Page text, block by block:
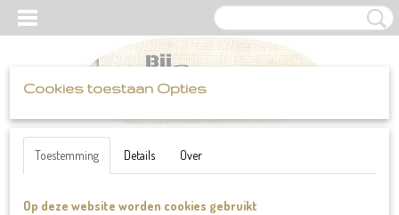
Inloggen Registreren UW WINKELWAGEN
Home >Katia>Merino Aran>Merino Aran klnr 105
Cookies toestaan Opties
Toestemming Details Over
Op deze website worden cookies gebruikt